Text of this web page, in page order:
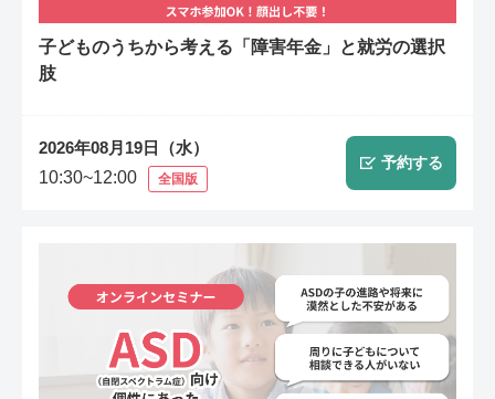
子どものうちから考える「障害年金」と就労の選択
肢
2026年08月19日（水）
10:30~12:00
全国版
予約する